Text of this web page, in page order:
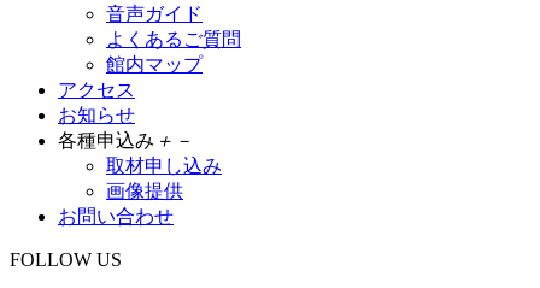
音声ガイド
よくあるご質問
館内マップ
アクセス
お知らせ
各種申込み ＋ －
取材申し込み
画像提供
お問い合わせ
FOLLOW US